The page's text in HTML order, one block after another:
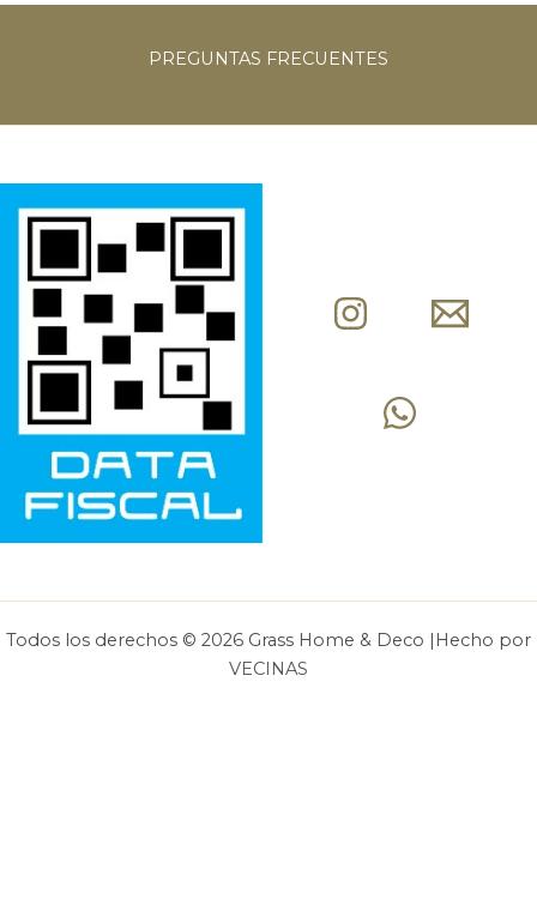
PREGUNTAS FRECUENTES
Todos los derechos © 2026 Grass Home & Deco |Hecho por
VECINAS